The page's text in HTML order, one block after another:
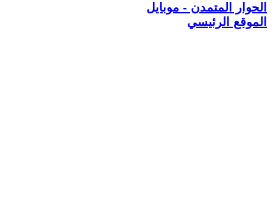
الحوار المتمدن - موبايل
الموقع الرئيسي